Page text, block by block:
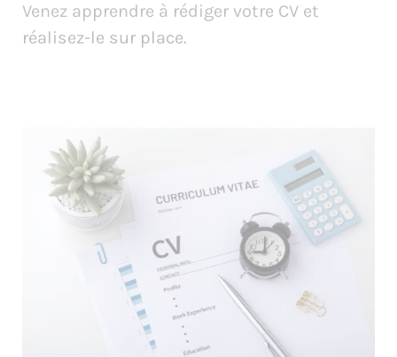
Venez apprendre à rédiger votre CV et
réalisez-le sur place.